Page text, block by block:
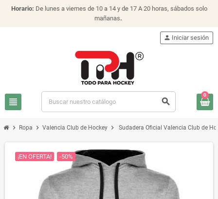
Horario: De lunes a viernes de 10 a 14 y de 17 A 20 horas, sábados solo
mañanas.
view_headline search
person Iniciar sesión
0
chevron_right Ropa chevron_right Valencia Club de Hockey chevron_right Sudadera Oficial Valencia Club de
¡EN OFERTA! -50%